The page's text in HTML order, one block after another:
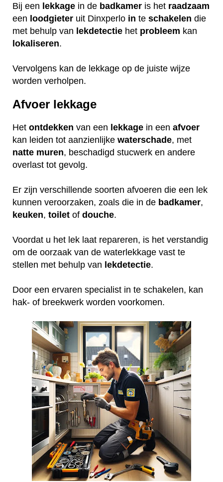
Bij een lekkage in de badkamer is het raadzaam
een loodgieter uit Dinxperlo in te schakelen die
met behulp van lekdetectie het probleem kan
lokaliseren.
Vervolgens kan de lekkage op de juiste wijze
worden verholpen.
Afvoer lekkage
Het ontdekken van een lekkage in een afvoer
kan leiden tot aanzienlijke waterschade, met
natte muren, beschadigd stucwerk en andere
overlast tot gevolg.
Er zijn verschillende soorten afvoeren die een lek
kunnen veroorzaken, zoals die in de badkamer,
keuken, toilet of douche.
Voordat u het lek laat repareren, is het verstandig
om de oorzaak van de waterlekkage vast te
stellen met behulp van lekdetectie.
Door een ervaren specialist in te schakelen, kan
hak- of breekwerk worden voorkomen.